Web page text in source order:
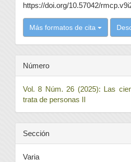
https://doi.org/10.57042/
Más formatos de cita
Número
Vol. 8 Núm. 26 (2025): Las
trata de personas II
Sección
Varia